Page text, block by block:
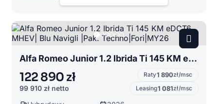
Alfa Romeo Junior 1.2 Ibrida Ti 145 KM eDCT6 MHEV| Blu Navigli |Pak. Techno|Fori|MY26
122 890 zł
99 910 zł netto
Raty1 890zł/msc
Leasing1 081zł/msc